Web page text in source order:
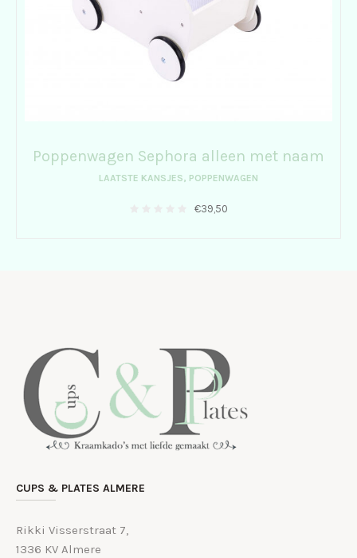
Poppenwagen Sephora alleen met naam
LAATSTE KANSJES, POPPENWAGEN
€39,50
CUPS & PLATES ALMERE
Rikki Visserstraat 7,
1336 KV Almere